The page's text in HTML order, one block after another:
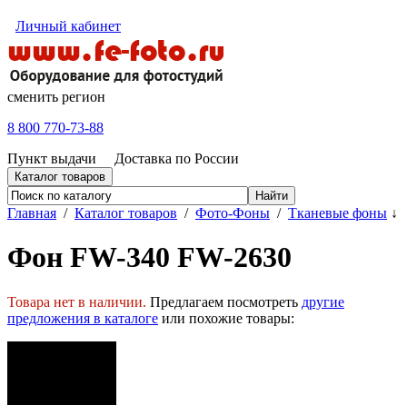
Личный кабинет
сменить регион
8 800 770-73-88
Пункт выдачи
Доставка по России
Каталог товаров
Главная / Каталог товаров / Фото-Фоны / Тканевые фоны ↓
Фон FW-340 FW-2630
Товара нет в наличии. Предлагаем посмотреть другие
предложения в каталоге или похожие товары: